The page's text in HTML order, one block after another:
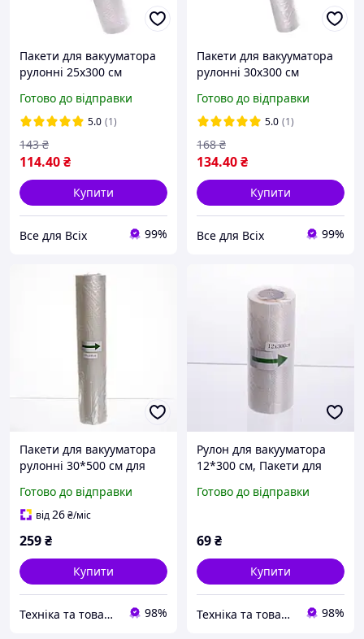
Пакети для вакууматора
рулонні 25х300 см
герметичні для
вакуумування продуктів
зберігання
Готово до відправки
5.0 (1)
114.40₴
143 ₴
Купити
Все для Всіх 99%
Пакети для вакууматора
рулонні 30х300 см
герметичні для
вакуумування продуктів
зберігання
Готово до відправки
5.0 (1)
134.40₴
168 ₴
Купити
Все для Всіх 99%
Пакети для вакууматора
рулонні 30*500 см для
вакуумного пакувальника,
Плівка для вакуумування
Готово до відправки
від26₴/міс
259₴
Купити
Техніка та товари для дому 98%
Рулон для вакууматора
12*300 см, Пакети для
рулонні харчові,
Готово до відправки
69₴
Купити
Техніка та товари для дому 98%